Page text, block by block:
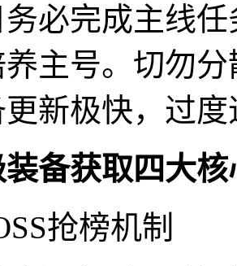
必完成主线
主号。切勿
新极快，过
备获取四大核
抢榜机制